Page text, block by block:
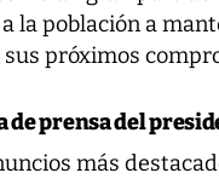
la población a
próximos
de prensa del
más